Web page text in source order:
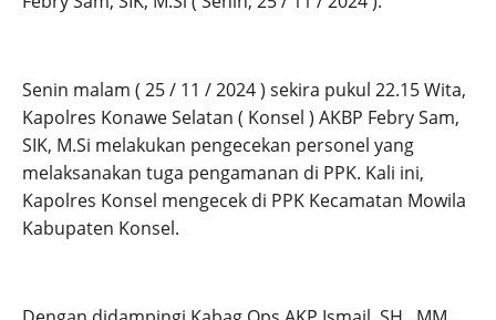
Senin malam ( 25 / 11 / 2024 ) sekira pukul 22.15 Wita,
Kapolres Konawe Selatan ( Konsel ) AKBP Febry Sam,
SIK, M.Si melakukan pengecekan personel yang
melaksanakan tuga pengamanan di PPK. Kali ini,
Kapolres Konsel mengecek di PPK Kecamatan Mowila
Kabupaten Konsel.